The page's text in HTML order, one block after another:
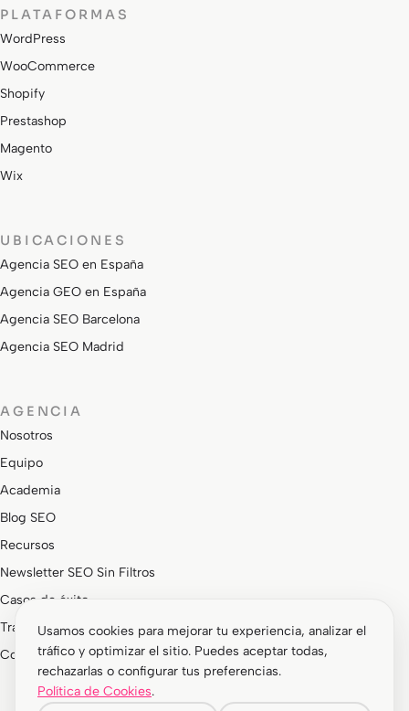
PLATAFORMAS
WordPress
WooCommerce
Shopify
Prestashop
Magento
Wix
UBICACIONES
Agencia SEO en España
Agencia GEO en España
Agencia SEO Barcelona
Agencia SEO Madrid
AGENCIA
Nosotros
Equipo
Academia
Blog SEO
Recursos
Newsletter SEO Sin Filtros
Casos de éxito
Trabaja con nosotros
Contacto
Usamos cookies para mejorar tu experiencia, analizar el
tráfico y optimizar el sitio. Puedes aceptar todas,
rechazarlas o configurar tus preferencias.
Política de Cookies.